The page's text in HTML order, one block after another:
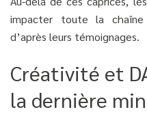
impacter toute la
d’après leurs témoignages.
Créativité et
la dernière